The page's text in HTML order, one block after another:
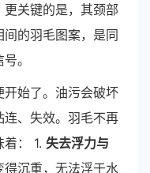
关键的是，其颈部
的羽毛图案，是同
。
开始了。油污会破坏
、失效。羽毛不再
： 1. 失去浮力与
得沉重，无法浮于水